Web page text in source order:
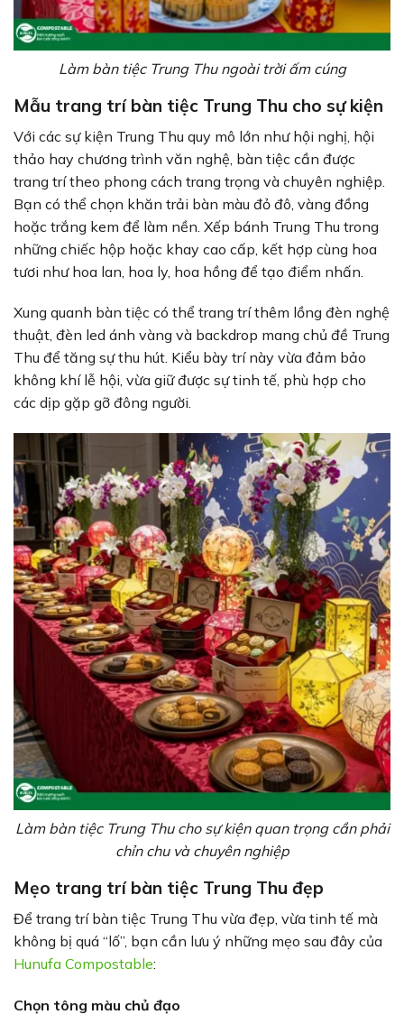
Làm bàn tiệc Trung Thu ngoài trời ấm cúng
Mẫu trang trí bàn tiệc Trung Thu cho sự kiện
Với các sự kiện Trung Thu quy mô lớn như hội nghị, hội
thảo hay chương trình văn nghệ, bàn tiệc cần được
trang trí theo phong cách trang trọng và chuyên nghiệp.
Bạn có thể chọn khăn trải bàn màu đỏ đô, vàng đồng
hoặc trắng kem để làm nền. Xếp bánh Trung Thu trong
những chiếc hộp hoặc khay cao cấp, kết hợp cùng hoa
tươi như hoa lan, hoa ly, hoa hồng để tạo điểm nhấn.
Xung quanh bàn tiệc có thể trang trí thêm lồng đèn nghệ
thuật, đèn led ánh vàng và backdrop mang chủ đề Trung
Thu để tăng sự thu hút. Kiểu bày trí này vừa đảm bảo
không khí lễ hội, vừa giữ được sự tinh tế, phù hợp cho
các dịp gặp gỡ đông người.
Làm bàn tiệc Trung Thu cho sự kiện quan trọng cần phải
chỉn chu và chuyên nghiệp
Mẹo trang trí bàn tiệc Trung Thu đẹp
Để trang trí bàn tiệc Trung Thu vừa đẹp, vừa tinh tế mà
không bị quá “lố”, bạn cần lưu ý những mẹo sau đây của
Hunufa Compostable:
Chọn tông màu chủ đạo